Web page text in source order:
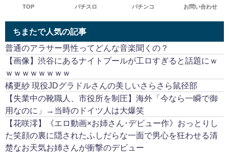
TOP パチスロ パチンコ お問い合わせ
ちまたで人気の記事
普通のアラサー男性ってどんな音楽聞くの？
【画像】渋谷にあるナイトプールが工ロすぎると話題にｗ
ｗｗｗｗｗｗｗｗ
橘更紗 現役JDグラドルさんの美しいさらさら鼠径部
【失業中の靴職人、市役所を制圧】海外「今なら一瞬で御
用なのに」→当時のドイツ人は大爆笑
【花咲澪】《エロ動画×お姉さん･デビュー作》おっとりし
た笑顔の裏に隠されたふしだらな一面で男心を狂わせる清
楚なお天気お姉さんが衝撃のデビュー